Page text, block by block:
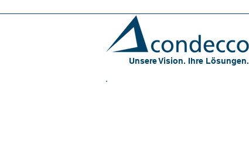
Unsere Vision. Ihre Lösungen.